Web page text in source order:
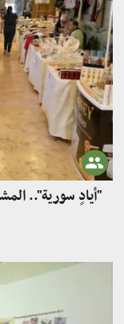
"أيادٍ سورية"..